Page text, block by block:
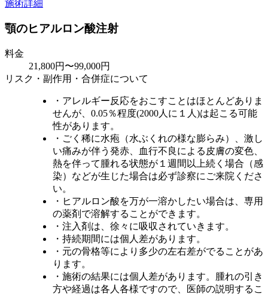
施術詳細
顎のヒアルロン酸注射
料金
21,800円〜99,000円
リスク・副作用・合併症について
・アレルギー反応をおこすことはほとんどありま
せんが、0.05％程度(2000人に１人)は起こる可能
性があります。
・ごく稀に水疱（水ぶくれの様な膨らみ）、激し
い痛みが伴う発赤、血行不良による皮膚の変色、
熱を伴って腫れる状態が１週間以上続く場合（感
染）などが生じた場合は必ず診察にご来院くださ
い。
・ヒアルロン酸を万が一溶かしたい場合は、専用
の薬剤で溶解することができます。
・注入剤は、徐々に吸収されていきます。
・持続期間には個人差があります。
・元の骨格等により多少の左右差がでることがあ
ります。
・施術の結果には個人差があります。腫れの引き
方や経過は各人各様ですので、医師の説明するこ